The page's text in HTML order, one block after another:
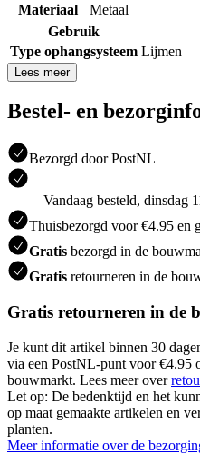
Materiaal
Metaal
Gebruik
Type ophangsysteem Lijmen
Lees meer
Bestel- en
Bezorgd door PostNL
Vandaag besteld, dinsdag
Thuisbezorgd voor €4.95 en
Gratis bezorgd in de
Gratis retourneren in de
Gratis retourneren in de
Je kunt dit artikel binnen 30
via een PostNL-punt voor €4.95
bouwmarkt. Lees meer over
Let op: De bedenktijd en het
op maat gemaakte artikelen en
planten.
Meer informatie over de